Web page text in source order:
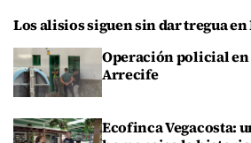
Los alisios siguen sin dar tregua
Operación policial en
Arrecife
Ecofinca Vegacosta: